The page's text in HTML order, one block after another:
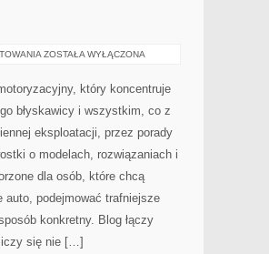
OPEL
ZOSTAŁA WYŁĄCZONA
który koncentruje
błyskawicy i wszystkim, co z
eksploatacji, przez porady
o modelach, rozwiązaniach i
dla osób, które chcą
auto, podejmować trafniejsze
konkretny. Blog łączy
liczy się nie […]